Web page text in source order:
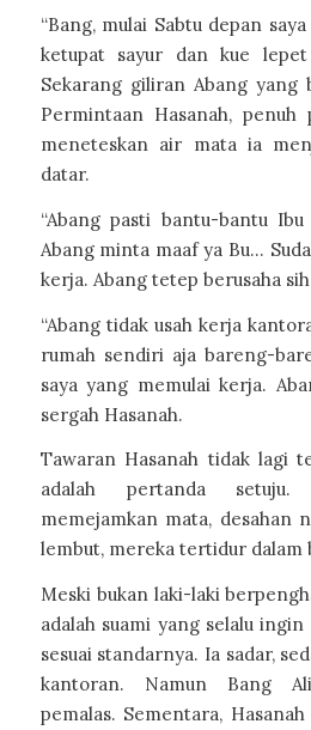
“Bang, mulai Sabtu depan
ketupat sayur dan kue
Sekarang giliran Abang yang
Permintaan Hasanah,
meneteskan air mata ia
datar.
“Abang pasti bantu-bantu
Abang minta maaf ya Bu…
kerja. Abang tetep berusaha
“Abang tidak usah kerja
rumah sendiri aja bareng-
saya yang memulai kerja.
sergah Hasanah.
Tawaran Hasanah tidak lagi
adalah pertanda setuju.
memejamkan mata, desahan
lembut, mereka tertidur dalam
Meski bukan laki-laki
adalah suami yang selalu
sesuai standarnya. Ia sadar,
kantoran. Namun Bang
pemalas. Sementara,